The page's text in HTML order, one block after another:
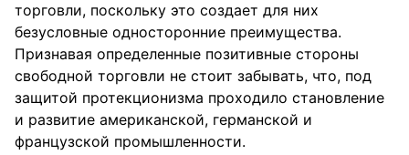
торговли, поскольку это создает для них
безусловные односторонние преимущества.
Признавая определенные позитивные стороны
свободной торговли не стоит забывать, что, под
защитой протекционизма проходило становление
и развитие американской, германской и
французской промышленности.